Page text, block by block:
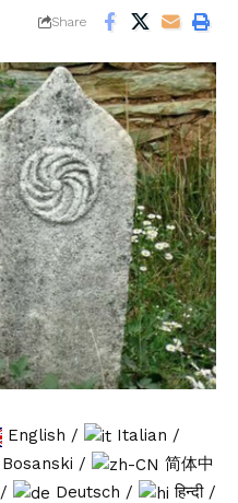
Share
English / Italian /
Bosanski /
简体中
/ Deutsch / हिन्दी/